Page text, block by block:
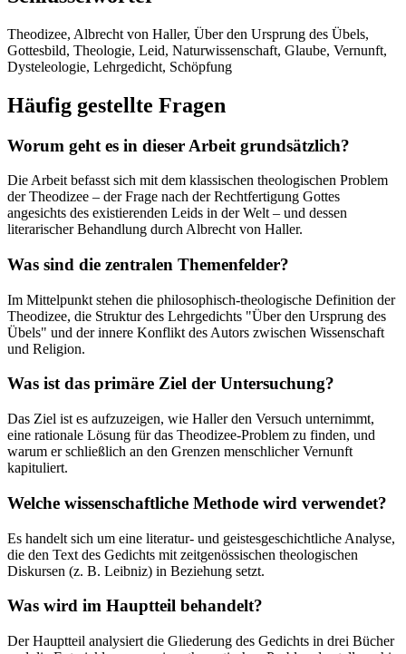
Theodizee, Albrecht von Haller, Über den Ursprung des Übels,
Gottesbild, Theologie, Leid, Naturwissenschaft, Glaube, Vernunft,
Dysteleologie, Lehrgedicht, Schöpfung
Häufig gestellte Fragen
Worum geht es in dieser Arbeit grundsätzlich?
Die Arbeit befasst sich mit dem klassischen theologischen Problem
der Theodizee – der Frage nach der Rechtfertigung Gottes
angesichts des existierenden Leids in der Welt – und dessen
literarischer Behandlung durch Albrecht von Haller.
Was sind die zentralen Themenfelder?
Im Mittelpunkt stehen die philosophisch-theologische Definition der
Theodizee, die Struktur des Lehrgedichts "Über den Ursprung des
Übels" und der innere Konflikt des Autors zwischen Wissenschaft
und Religion.
Was ist das primäre Ziel der Untersuchung?
Das Ziel ist es aufzuzeigen, wie Haller den Versuch unternimmt,
eine rationale Lösung für das Theodizee-Problem zu finden, und
warum er schließlich an den Grenzen menschlicher Vernunft
kapituliert.
Welche wissenschaftliche Methode wird verwendet?
Es handelt sich um eine literatur- und geistesgeschichtliche Analyse,
die den Text des Gedichts mit zeitgenössischen theologischen
Diskursen (z. B. Leibniz) in Beziehung setzt.
Was wird im Hauptteil behandelt?
Der Hauptteil analysiert die Gliederung des Gedichts in drei Bücher